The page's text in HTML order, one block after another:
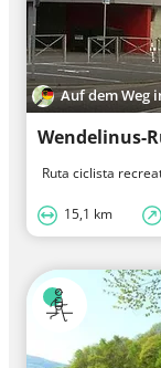
Auf dem Weg
Wendelinus-
Ruta ciclista
15,1 km